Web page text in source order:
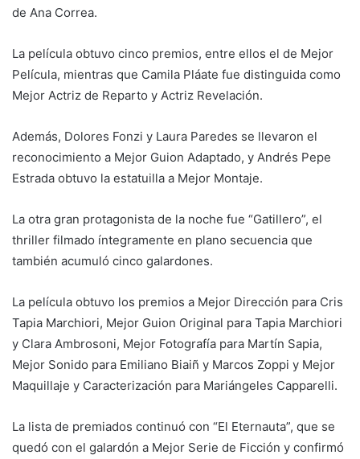
de Ana Correa.
La película obtuvo cinco premios, entre ellos el de Mejor
Película, mientras que Camila Pláate fue distinguida como
Mejor Actriz de Reparto y Actriz Revelación.
Además, Dolores Fonzi y Laura Paredes se llevaron el
reconocimiento a Mejor Guion Adaptado, y Andrés Pepe
Estrada obtuvo la estatuilla a Mejor Montaje.
La otra gran protagonista de la noche fue “Gatillero”, el
thriller filmado íntegramente en plano secuencia que
también acumuló cinco galardones.
La película obtuvo los premios a Mejor Dirección para Cris
Tapia Marchiori, Mejor Guion Original para Tapia Marchiori
y Clara Ambrosoni, Mejor Fotografía para Martín Sapia,
Mejor Sonido para Emiliano Biaiñ y Marcos Zoppi y Mejor
Maquillaje y Caracterización para Mariángeles Capparelli.
La lista de premiados continuó con “El Eternauta”, que se
quedó con el galardón a Mejor Serie de Ficción y confirmó